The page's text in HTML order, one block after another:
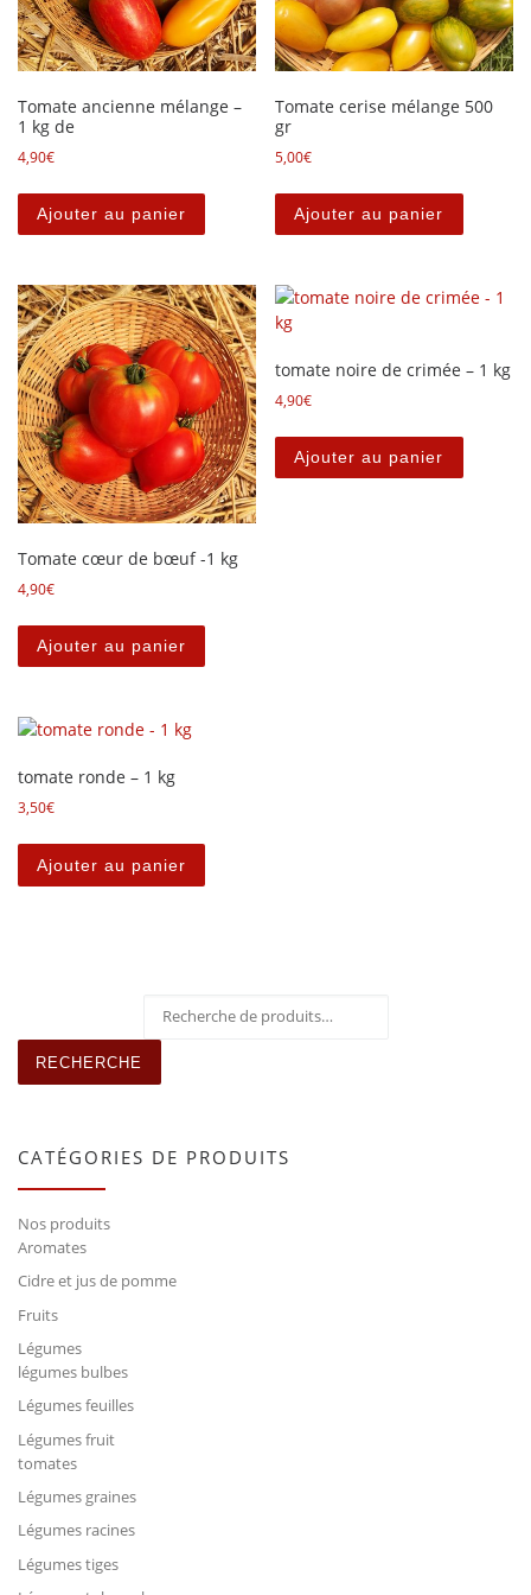
Tomate ancienne mélange –
1 kg de
4,90€
Ajouter au panier
Tomate cerise mélange 500
gr
5,00€
Ajouter au panier
Tomate cœur de bœuf -1 kg
4,90€
Ajouter au panier
tomate noire de crimée – 1 kg
4,90€
Ajouter au panier
tomate ronde – 1 kg
3,50€
Ajouter au panier
RECHERCHE
CATÉGORIES DE PRODUITS
Nos produits
Aromates
Cidre et jus de pomme
Fruits
Légumes
légumes bulbes
Légumes feuilles
Légumes fruit
tomates
Légumes graines
Légumes racines
Légumes tiges